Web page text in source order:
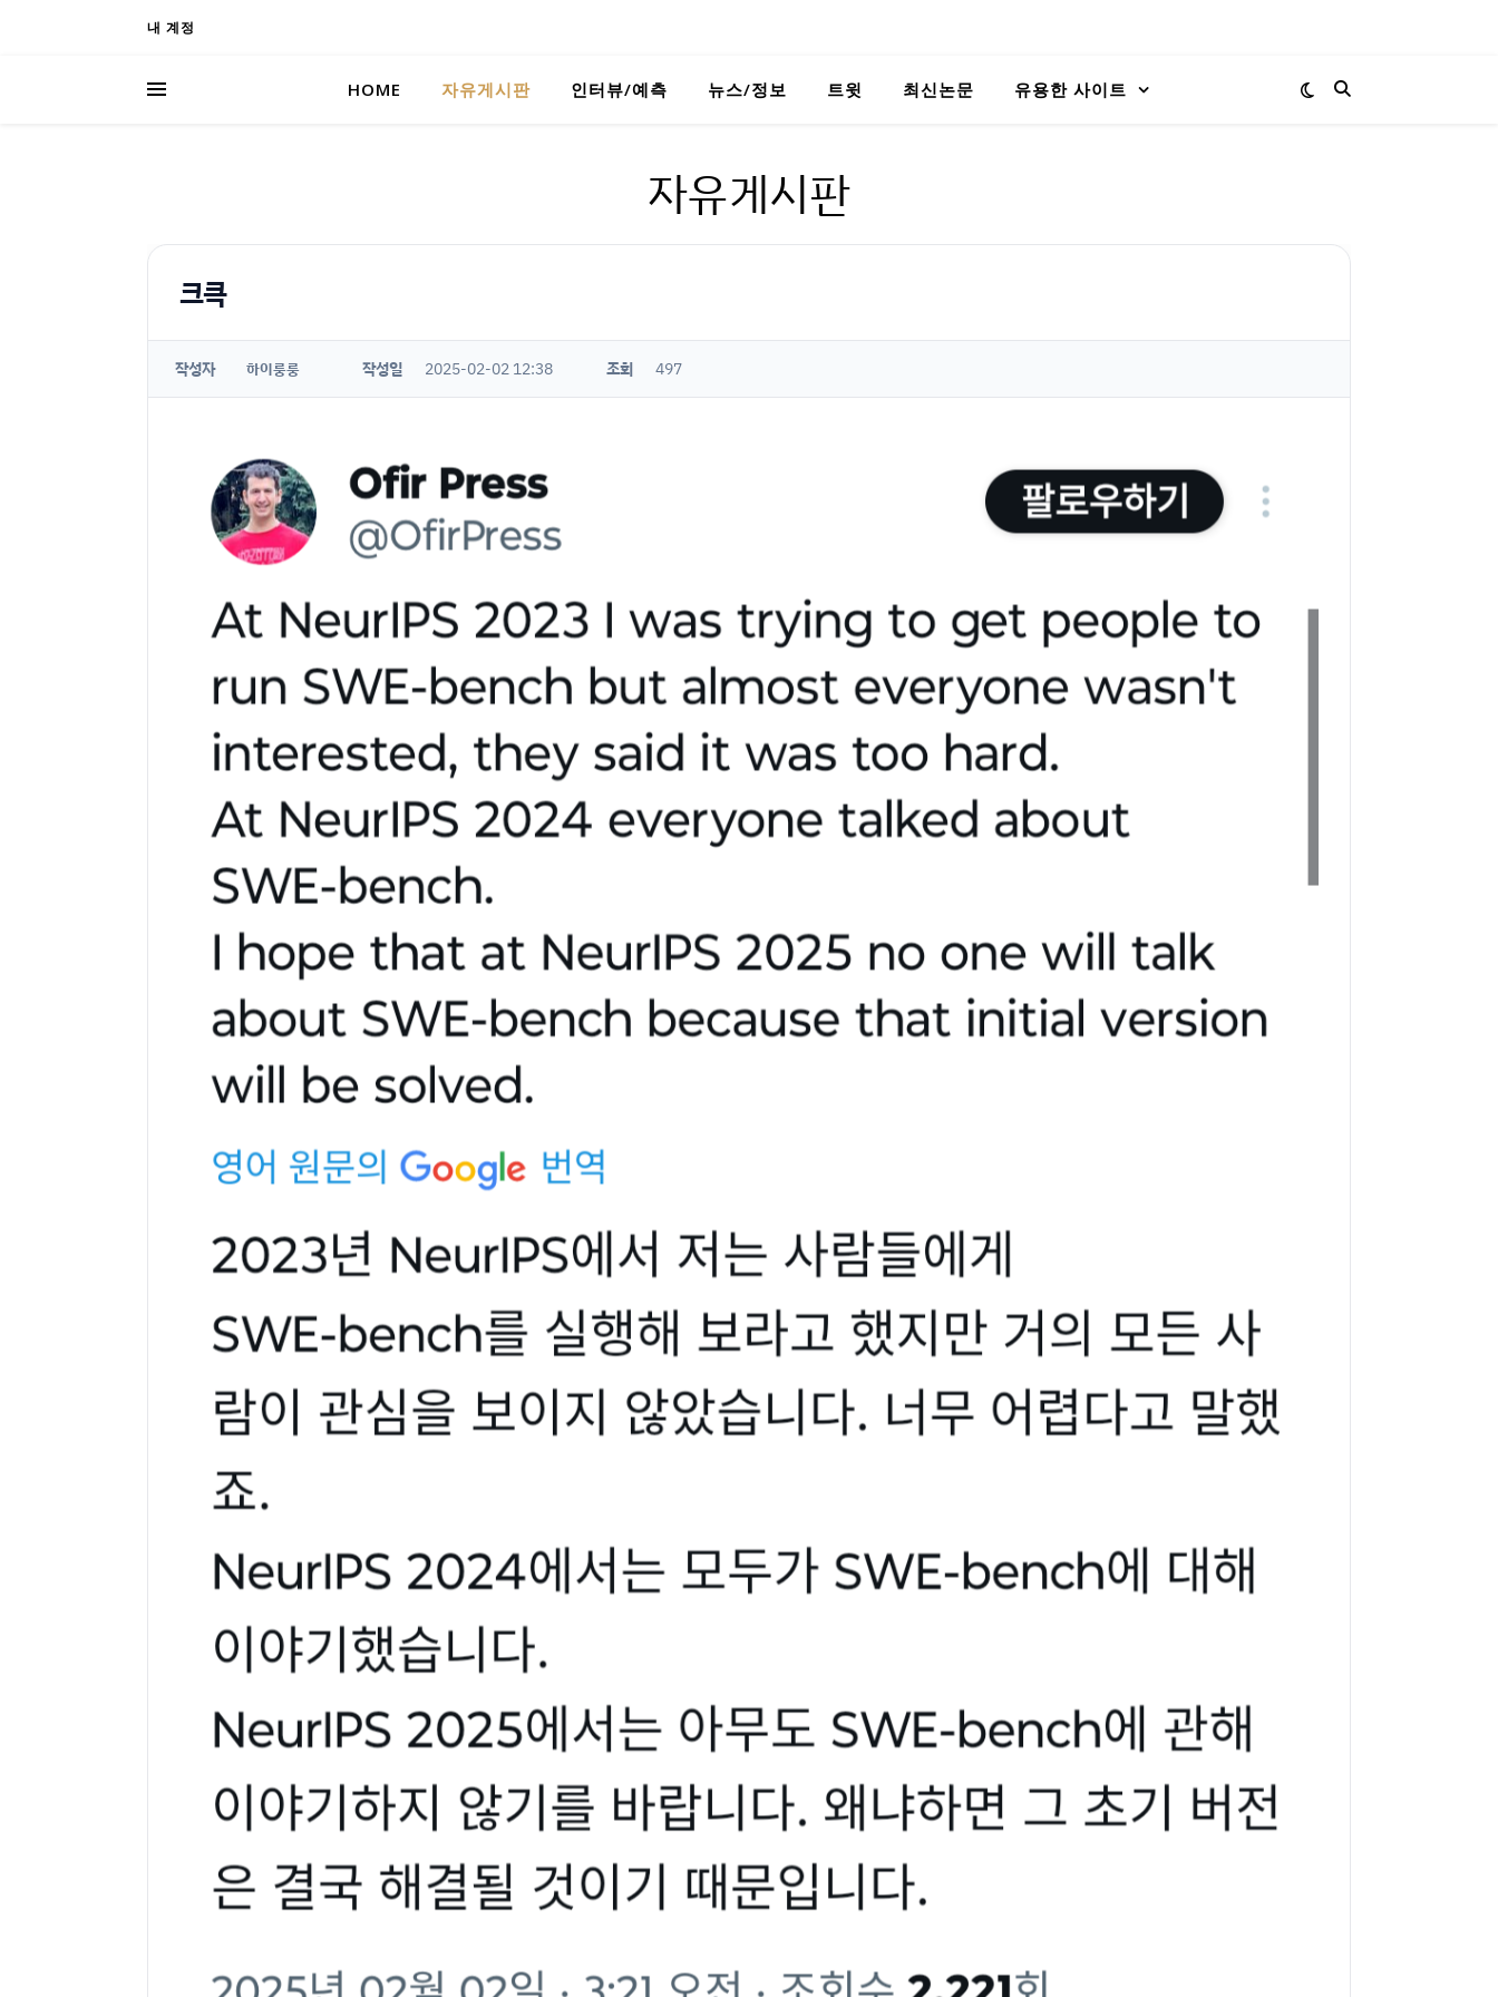
내 계정
HOME 자유게시판 인터뷰/예측 뉴스/정보 트윗 최신논문 유용한 사이트
자유게시판
크큭
작성자 하이룽룽 작성일 2025-02-02 12:38 조회 497